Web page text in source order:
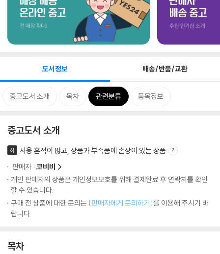
도서정보 배송/반품/교환
중고도서 소개 목차 관련분류 품목정보
중고도서 소개
하
사용 흔적이 많고, 상품과 부속품에 손상이 있는 상품
판매자 : 코비비
개인 판매자의 상품은 개인정보보호를 위해 결제완료 후 연락처를 확인
할 수 있습니다.
구매 전 상품에 대한 문의는 [판매자에게 문의하기]를 이용해 주시기 바
랍니다.
목차